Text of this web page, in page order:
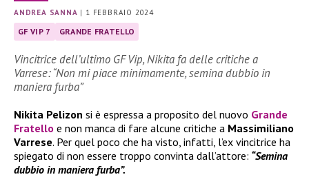
ANDREA SANNA | 1 FEBBRAIO 2024
GF VIP 7 GRANDE FRATELLO
Vincitrice dell’ultimo GF Vip, Nikita fa delle critiche a
Varrese: “Non mi piace minimamente, semina dubbio in
maniera furba”
Nikita Pelizon si è espressa a proposito del nuovo Grande
Fratello e non manca di fare alcune critiche a Massimiliano
Varrese. Per quel poco che ha visto, infatti, l’ex vincitrice ha
spiegato di non essere troppo convinta dall’attore: “Semina
dubbio in maniera furba”.